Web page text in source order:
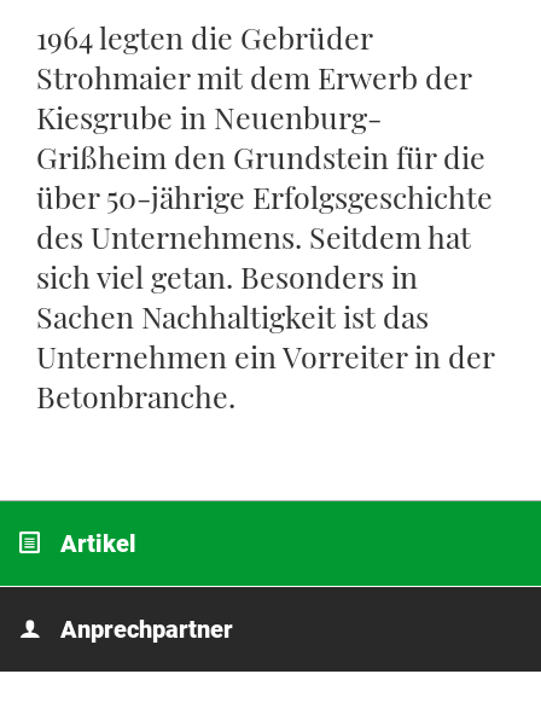
1964 legten die Gebrüder
Strohmaier mit dem Erwerb der
Kiesgrube in Neuenburg-
Grißheim den Grundstein für die
über 50-jährige Erfolgsgeschichte
des Unternehmens. Seitdem hat
sich viel getan. Besonders in
Sachen Nachhaltigkeit ist das
Unternehmen ein Vorreiter in der
Betonbranche.
Artikel
Anprechpartner